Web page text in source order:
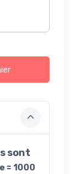
sont
= 1000